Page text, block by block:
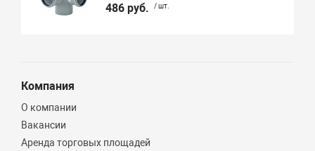
486 руб. / шт.
Компания
О компании
Вакансии
Аренда торговых площадей